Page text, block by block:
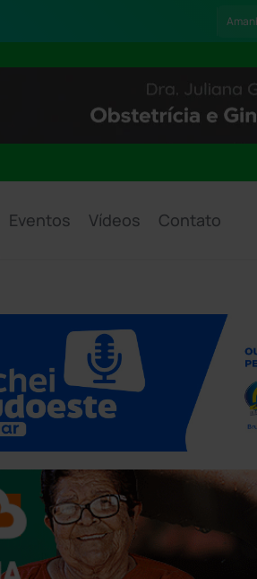
Eventos Vídeos Contato